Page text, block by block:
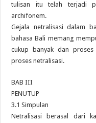
tulisan itu telah terjadi
archifonem.
Gejala netralisasi dalam
bahasa Bali memang
cukup banyak dan
proses netralisasi.
BAB III
PENUTUP
3.1 Simpulan
Netralisasi berasal dari